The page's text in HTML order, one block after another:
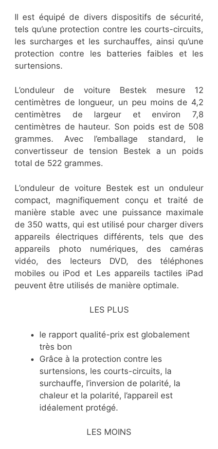
Il est équipé de divers dispositifs de sécurité,
tels qu’une protection contre les courts-circuits,
les surcharges et les surchauffes, ainsi qu’une
protection contre les batteries faibles et les
surtensions.
L’onduleur de voiture Bestek mesure 12
centimètres de longueur, un peu moins de 4,2
centimètres de largeur et environ 7,8
centimètres de hauteur. Son poids est de 508
grammes. Avec l’emballage standard, le
convertisseur de tension Bestek a un poids
total de 522 grammes.
L’onduleur de voiture Bestek est un onduleur
compact, magnifiquement conçu et traité de
manière stable avec une puissance maximale
de 350 watts, qui est utilisé pour charger divers
appareils électriques différents, tels que des
appareils photo numériques, des caméras
vidéo, des lecteurs DVD, des téléphones
mobiles ou iPod et Les appareils tactiles iPad
peuvent être utilisés de manière optimale.
LES PLUS
le rapport qualité-prix est globalement
très bon
Grâce à la protection contre les
surtensions, les courts-circuits, la
surchauffe, l’inversion de polarité, la
chaleur et la polarité, l’appareil est
idéalement protégé.
LES MOINS